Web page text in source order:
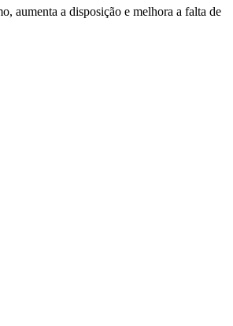
aumenta a disposição e melhora a falta de